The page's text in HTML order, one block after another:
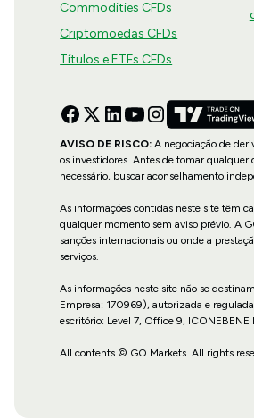
Commodities CFDs
Criptomoedas CFDs
Títulos e ETFs CFDs
AVISO DE RISCO: A negociação de
os investidores. Antes de tomar
necessário, buscar aconselhamento
As informações contidas neste site têm
qualquer momento sem aviso prévio. A
sanções internacionais ou onde a
serviços.
As informações neste site não se
Empresa: 170969), autorizada e
escritório: Level 7, Office 9, ICONEBENE
All contents © GO Markets. All rights